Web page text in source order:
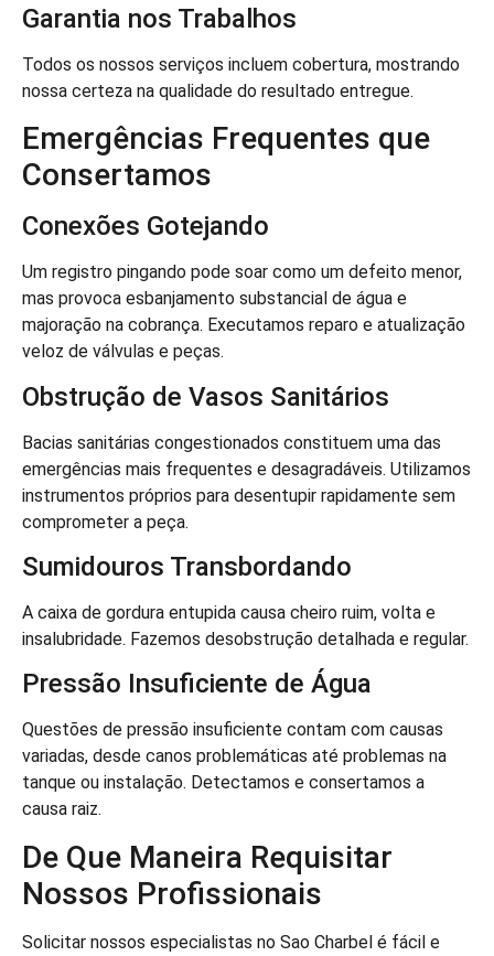
Garantia nos Trabalhos
Todos os nossos serviços incluem cobertura, mostrando
nossa certeza na qualidade do resultado entregue.
Emergências Frequentes que
Consertamos
Conexões Gotejando
Um registro pingando pode soar como um defeito menor,
mas provoca esbanjamento substancial de água e
majoração na cobrança. Executamos reparo e atualização
veloz de válvulas e peças.
Obstrução de Vasos Sanitários
Bacias sanitárias congestionados constituem uma das
emergências mais frequentes e desagradáveis. Utilizamos
instrumentos próprios para desentupir rapidamente sem
comprometer a peça.
Sumidouros Transbordando
A caixa de gordura entupida causa cheiro ruim, volta e
insalubridade. Fazemos desobstrução detalhada e regular.
Pressão Insuficiente de Água
Questões de pressão insuficiente contam com causas
variadas, desde canos problemáticas até problemas na
tanque ou instalação. Detectamos e consertamos a
causa raiz.
De Que Maneira Requisitar
Nossos Profissionais
Solicitar nossos especialistas no Sao Charbel é fácil e